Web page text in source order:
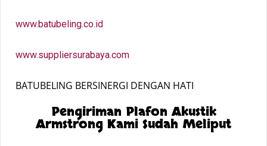
www.batubeling.co.id
www.suppliersurabaya.com
BATUBELING BERSINERGI DENGAN HATI
Pengiriman Plafon Akustik
Armstrong Kami Sudah Meliput